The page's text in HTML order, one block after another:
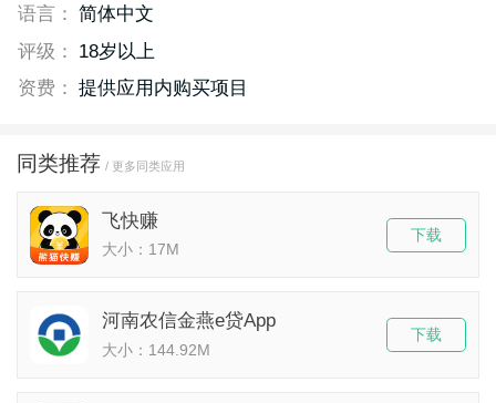
语言： 简体中文
评级：
18岁以上
资费： 提供应用内购买项目
同类推荐 / 更多同类应用
飞快赚
大小：17M
下载
河南农信金燕e贷App
大小：144.92M
下载